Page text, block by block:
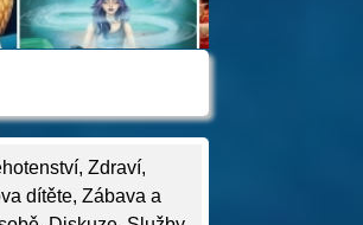
, Zdraví,
dítěte, Zábava a